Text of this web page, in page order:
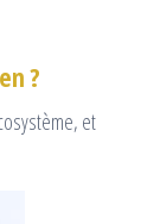
?
et